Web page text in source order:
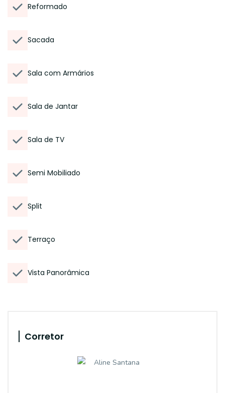
Reformado
Sacada
Sala com Armários
Sala de Jantar
Sala de TV
Semi Mobiliado
Split
Terraço
Vista Panorâmica
Corretor